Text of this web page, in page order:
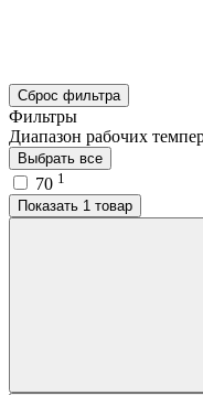
Сброс фильтра
Фильтры
Диапазон рабочих
Выбрать все
70 1
Показать 1 товар